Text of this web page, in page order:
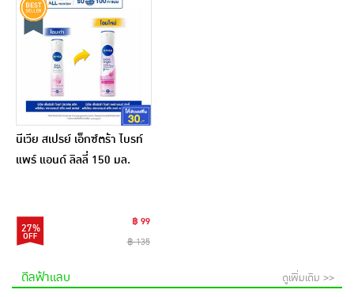
นีเวีย สเปรย์ เอ็กซ์ตร้า ไบรท์
แพร์ แอนด์ ลิลลี่ 150 มล.
27%
฿ 99
฿ 135
ดีลฟ้าแลบ ดูเพิ่มเติม >>